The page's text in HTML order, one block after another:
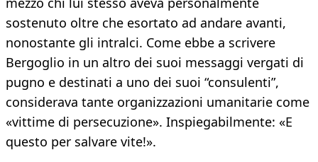
sostenuto oltre che esortato ad andare avanti,
nonostante gli intralci. Come ebbe a scrivere
Bergoglio in un altro dei suoi messaggi vergati di
pugno e destinati a uno dei suoi “consulenti”,
considerava tante organizzazioni umanitarie come
«vittime di persecuzione». Inspiegabilmente: «E
questo per salvare vite!».